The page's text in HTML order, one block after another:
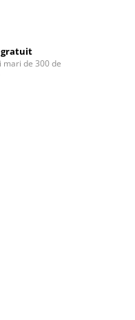
gratuit
mari de 300 de